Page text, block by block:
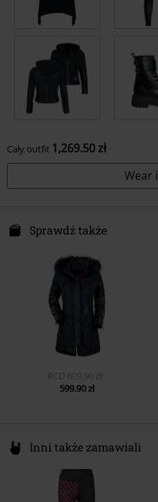
Cały outfit 1,269.50 zł
Wear
Sprawdź także
RCD 609.90 zł
599.90 zł
Inni także zamawiali